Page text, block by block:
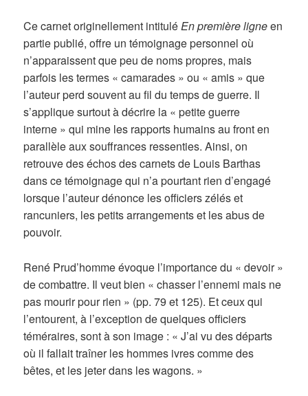
Ce carnet originellement intituléEn première ligneen
partie publié, offre un témoignage personnel où
n’apparaissent que peu de noms propres, mais
parfois les termes « camarades » ou « amis » que
l’auteur perd souvent au fil du temps de guerre. Il
s’applique surtout à décrire la « petite guerre
interne » qui mine les rapports humains au front en
parallèle aux souffrances ressenties. Ainsi, on
retrouve des échos des carnets de Louis Barthas
dans ce témoignage qui n’a pourtant rien d’engagé
lorsque l’auteur dénonce les officiers zélés et
rancuniers, les petits arrangements et les abus de
pouvoir.
René Prud’homme évoque l’importance du « devoir »
de combattre. Il veut bien « chasser l’ennemi mais ne
pas mourir pour rien » (pp. 79 et 125). Et ceux qui
l’entourent, à l’exception de quelques officiers
téméraires, sont à son image : « J’ai vu des départs
où il fallait traîner les hommes ivres comme des
bêtes, et les jeter dans les wagons. »